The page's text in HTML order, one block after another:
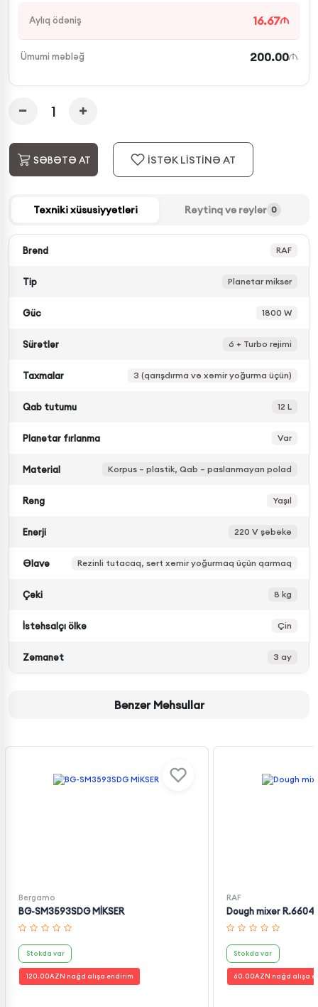
Aylıq ödəniş 16.67
Ümumi məbləğ 200.00
SƏBƏTƏ AT İSTƏK LİSTİNƏ AT
Texniki xüsusiyyətləri Reytinq və rəylər 0
Brend RAF
Tip Planetar mikser
Güc 1800 W
Sürətlər 6 + Turbo rejimi
Taxmalar 3 (qarışdırma və xəmir yoğurma üçün)
Qab tutumu 12 L
Planetar fırlanma Var
Material Korpus – plastik, Qab – paslanmayan polad
Rəng Yaşıl
Enerji 220 V şəbəkə
Əlavə Rezinli tutacaq, sərt xəmir yoğurmaq üçün qarmaq
Çəki 8 kg
İstehsalçı ölkə Çin
Zəmanət 3 ay
Bənzər Məhsullar
Bergamo
BG-SM3593SDG MİKSER
Stokda var
120.00AZN nağd alışa endirim
RAF
Dough mixer R.6604
Stokda var
60.00AZN nağd alışa